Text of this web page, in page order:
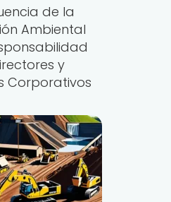
de la
Ambiental
y
Corporativos